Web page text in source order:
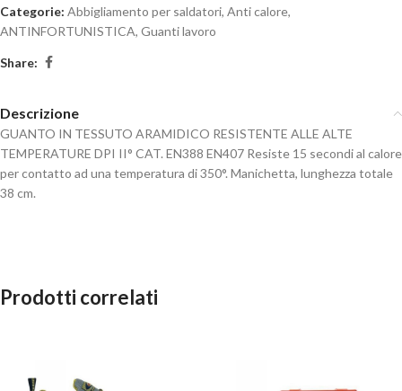
Categorie: Abbigliamento per saldatori, Anti calore,
ANTINFORTUNISTICA, Guanti lavoro
Share:
Descrizione
GUANTO IN TESSUTO ARAMIDICO RESISTENTE ALLE ALTE
TEMPERATURE DPI II° CAT. EN388 EN407 Resiste 15 secondi al calore
per contatto ad una temperatura di 350°. Manichetta, lunghezza totale
38 cm.
Prodotti correlati